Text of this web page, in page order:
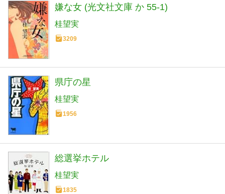
嫌な女 (光文社文庫 か 55-1)
桂望実
3209
県庁の星
桂望実
1956
総選挙ホテル
桂望実
1835